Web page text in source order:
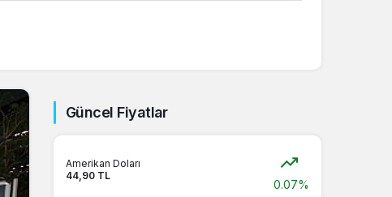
Güncel Fiyatlar
Amerikan Doları
44,90 TL
0.07%